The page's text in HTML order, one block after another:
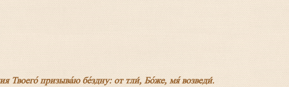
Твоего́ призыва́ю бе́здну: от тли́, Бо́же, мя́ возведи́.